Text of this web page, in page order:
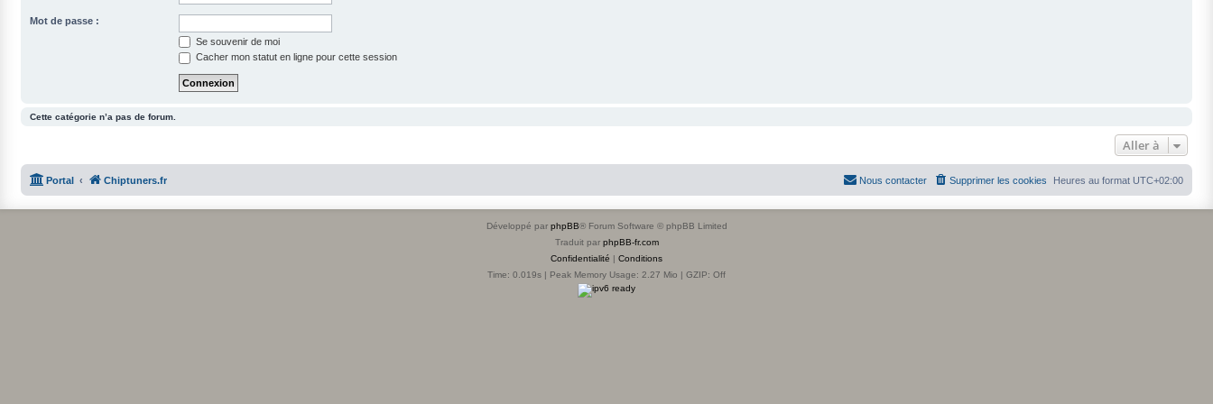
Mot de passe :
Se souvenir de moi
Cacher mon statut en ligne pour cette session
Cette catégorie n’a pas de forum.
Aller à
Portal Chiptuners.fr Heures au format UTC+02:00
Supprimer les cookies
Nous contacter
Développé par phpBB® Forum Software © phpBB Limited
Traduit par phpBB-fr.com
Confidentialité | Conditions
Time: 0.019s | Peak Memory Usage: 2.27 Mio | GZIP: Off